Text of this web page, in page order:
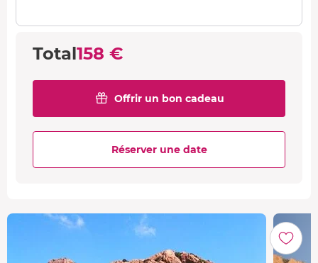
Total158 €
Offrir un bon cadeau
Réserver une date